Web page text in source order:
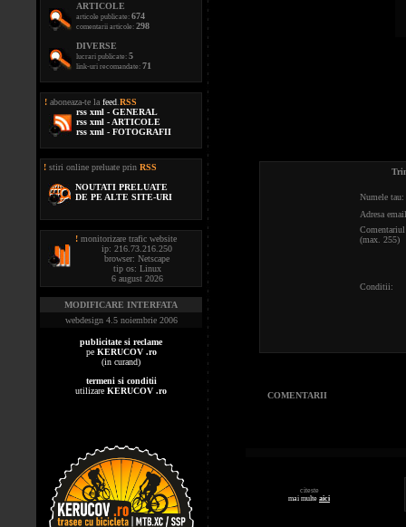
ARTICOLE
articole publicate: 674
comentarii articole: 298
DIVERSE
lucrari publicate: 5
link-uri recomandate: 71
! aboneaza-te la feed RSS
rss xml - GENERAL
rss xml - ARTICOLE
rss xml - FOTOGRAFII
! stiri online preluate prin RSS
NOUTATI PRELUATE
DE PE ALTE SITE-URI
! monitorizare trafic website
ip: 216.73.216.250
browser: Netscape
tip os: Linux
6 august 2026
MODIFICARE INTERFATA
webdesign 4.5 noiembrie 2006
publicitate si reclame
pe KERUCOV .ro
(in curand)
termeni si conditii
utilizare KERUCOV .ro
Numele tau:
Adresa
(max. 255)
Conditii:
COMENTARII
citeste
mai multe aici